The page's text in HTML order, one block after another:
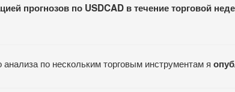
прогнозов по USDCAD в течение торговой
по нескольким торговым инструментам я